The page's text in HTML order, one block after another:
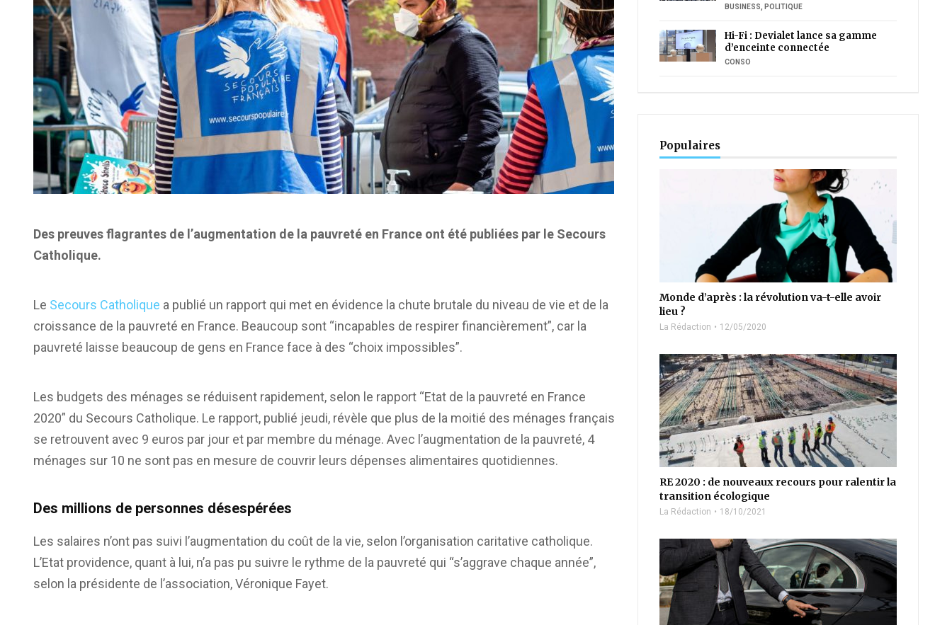
Des preuves flagrantes de l’augmentation de la pauvreté en France ont été publiées par le Secours
Catholique.
Le Secours Catholique a publié un rapport qui met en évidence la chute brutale du niveau de vie et de la
croissance de la pauvreté en France. Beaucoup sont “incapables de respirer financièrement”, car la
pauvreté laisse beaucoup de gens en France face à des “choix impossibles”.
Les budgets des ménages se réduisent rapidement, selon le rapport “Etat de la pauvreté en France
2020” du Secours Catholique. Le rapport, publié jeudi, révèle que plus de la moitié des ménages français
se retrouvent avec 9 euros par jour et par membre du ménage. Avec l’augmentation de la pauvreté, 4
ménages sur 10 ne sont pas en mesure de couvrir leurs dépenses alimentaires quotidiennes.
Des millions de personnes désespérées
Les salaires n’ont pas suivi l’augmentation du coût de la vie, selon l’organisation caritative catholique.
L’Etat providence, quant à lui, n’a pas pu suivre le rythme de la pauvreté qui “s’aggrave chaque année”,
selon la présidente de l’association, Véronique Fayet.
BUSINESS, POLITIQUE
Hi-Fi : Devialet lance sa gamme
d’enceinte connectée
CONSO
Populaires
Monde d’après : la révolution va-t-elle avoir
lieu ?
La Rédaction 12/05/2020
RE 2020 : de nouveaux recours pour ralentir la
transition écologique
La Rédaction 18/10/2021